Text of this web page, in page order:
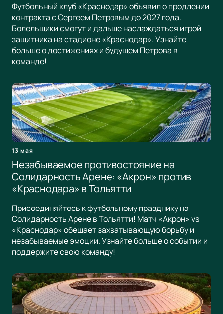
Футбольный клуб «Краснодар» объявил о продлении
контракта с Сергеем Петровым до 2027 года.
Болельщики смогут и дальше наслаждаться игрой
защитника на стадионе «Краснодар». Узнайте
больше о достижениях и будущем Петрова в
команде!
13 мая
Незабываемое противостояние на
Солидарность Арене: «Акрон» против
«Краснодара» в Тольятти
Присоединяйтесь к футбольному празднику на
Солидарность Арене в Тольятти! Матч «Акрон» vs
«Краснодар» обещает захватывающую борьбу и
незабываемые эмоции. Узнайте больше о событии и
поддержите свою команду!